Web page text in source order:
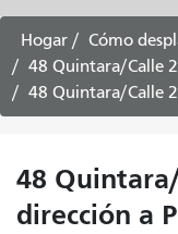
Hogar Cómo
48 Quintara/Calle
48 Quintara/Calle 24:
48
dirección a